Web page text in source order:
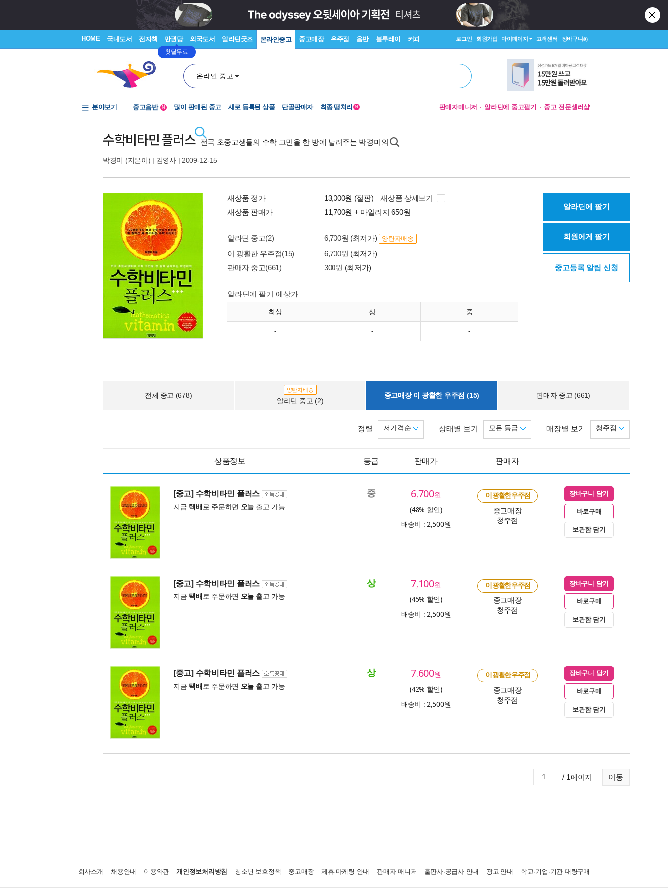
HOME 국내도서 전자책 만권당
첫달무료
외국도서 알라딘굿즈 온라인중고 중고매장 우주점 음반 블루레이 커피 로그인 회원가입 마이페이지 고객센터 장바구니(0)
온라인 중고
분야보기
중고음반
중고음반
N 많이 판매된 중고 새로 등록된 상품 단골판매자 최종 땡처리 N 판매자매니저 알라딘에 중고팔기 중고 전문셀러샵
수학비타민 플러스- 전국 초중고생들의 수학 고민을 한 방에 날려주는 박경미의
박경미 (지은이) | 김영사| 2009-12-15
새상품 정가 13,000원 (절판)
새상품 상세보기
새상품 판매가
11,700원 + 마일리지 650원
알라딘 중고(2) 6,700원 (최저가) 양탄자배송
이 광활한 우주점(15) 6,700원 (최저가)
판매자 중고(661)
300원 (최저가)
알라딘에 팔기 예상가
최상 상 중
- - -
알라딘에 팔기
회원에게 팔기
중고등록 알림 신청
전체 중고 (678)
양탄자배송
알라딘 중고 (2)
중고매장 이 광활한 우주점 (15) 판매자 중고 (661)
매장별 보기 청주점
상태별 보기 모든 등급
정렬 저가격순
상품정보 등급 판매가 판매자
[중고] 수학비타민 플러스
지금 택배로 주문하면 오늘 출고 가능
중 6,700원
(48% 할인)
배송비 : 2,500원
이 광활한 우주점
중고매장
청주점
장바구니 담기
바로구매
보관함 담기
[중고] 수학비타민 플러스
지금 택배로 주문하면 오늘 출고 가능
상 7,100원
(45% 할인)
배송비 : 2,500원
이 광활한 우주점
중고매장
청주점
장바구니 담기
바로구매
보관함 담기
[중고] 수학비타민 플러스
지금 택배로 주문하면 오늘 출고 가능
상 7,600원
(42% 할인)
배송비 : 2,500원
이 광활한 우주점
중고매장
청주점
장바구니 담기
바로구매
보관함 담기
이동
/ 1페이지
회사소개 채용안내 이용약관 개인정보처리방침 청소년 보호정책 중고매장 제휴·마케팅 안내 판매자 매니저 출판사·공급사 안내 광고 안내 학교·기업·기관 대량구매